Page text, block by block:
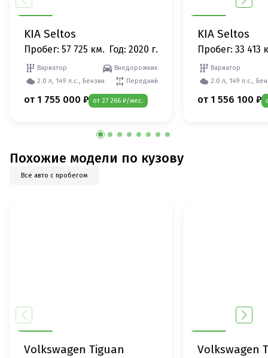
KIA Seltos
Пробег: 57 725 км. Год: 2020 г.
Вариатор
Внедорожник
2.0 л, 149 л.с., Бензин
Передний
от 1 755 000 ₽ от 27 266 ₽/мес.
KIA Seltos
Пробег: 33 413
Вариатор
2.0 л, 149 л.с.,
от 1 556 100 ₽
Похожие модели по кузову
Все авто с пробегом
Volkswagen Tiguan Volkswagen